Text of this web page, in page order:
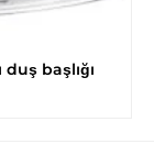
başlığı